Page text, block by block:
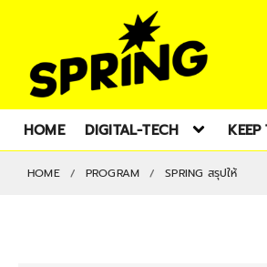
HOME DIGITAL-TECH
HOME PROGRAM SPRING สรุปให้